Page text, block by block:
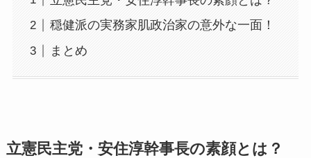
穏健派の実務家肌政治家の意外な一面！
まとめ
立憲民主党・安住淳幹事長の素顔とは？